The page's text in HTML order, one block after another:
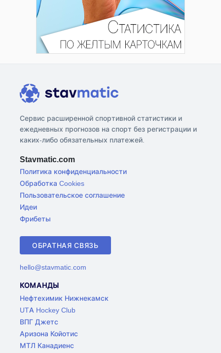
Сервис расширенной спортивной статистики и
ежедневных прогнозов на спорт без регистрации и
каких-либо обязательных платежей.
Stavmatic.com
Политика конфиденциальности
Обработка Cookies
Пользовательское соглашение
Идеи
Фрибеты
ОБРАТНАЯ СВЯЗЬ
hello@stavmatic.com
КОМАНДЫ
Нефтехимик Нижнекамск
UTA Hockey Club
ВПГ Джетс
Аризона Койотис
МТЛ Канадиенс